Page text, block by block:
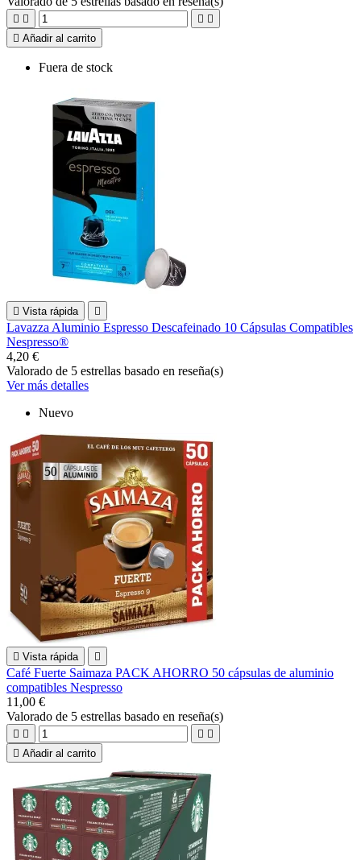
   
 Añadir al carrito
Fuera de stock
 Vista rápida 
Lavazza Aluminio Espresso Descafeinado 10 Cápsulas Compatibles
Nespresso®
4,20 €
Valorado de 5 estrellas basado en reseña(s)
Ver más detalles
Nuevo
 Vista rápida 
Café Fuerte Saimaza PACK AHORRO 50 cápsulas de aluminio
compatibles Nespresso
11,00 €
Valorado de 5 estrellas basado en reseña(s)
   
 Añadir al carrito